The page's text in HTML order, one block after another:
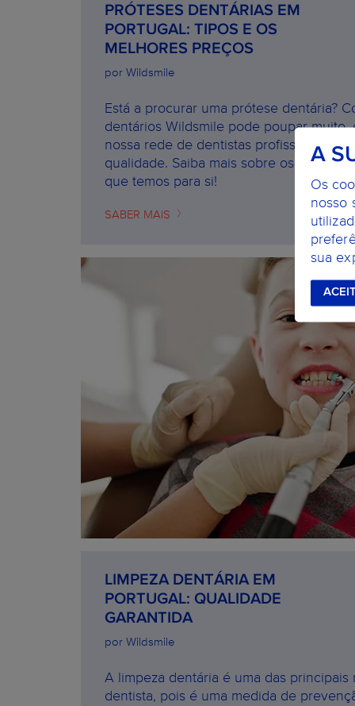
PRÓTESES DENTÁRIAS EM
PORTUGAL: TIPOS E OS
MELHORES PREÇOS
por Wildsmile
Está a procurar uma prótese dentária?
dentários Wildsmile pode poupar muito,
nossa rede de dentistas profissionais
qualidade. Saiba mais sobre os tipos de
que temos para si!
SABER MAIS
LIMPEZA DENTÁRIA EM
PORTUGAL: QUALIDADE
GARANTIDA
por Wildsmile
A limpeza dentária é uma das principais
dentista, pois é uma medida de
A
Os
nosso
sua